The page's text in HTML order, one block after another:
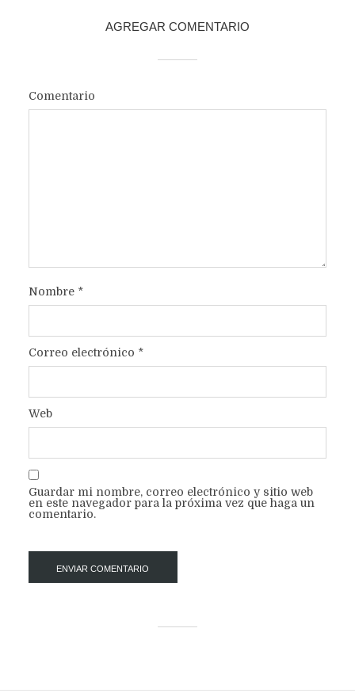
AGREGAR COMENTARIO
Comentario
Nombre *
Correo electrónico *
Web
Guardar mi nombre, correo electrónico y sitio web
en este navegador para la próxima vez que haga un
comentario.